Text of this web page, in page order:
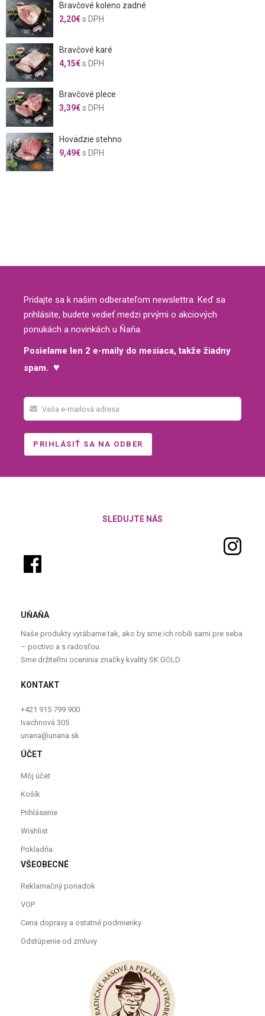
Bravčové koleno zadné
2,20€s DPH
Bravčové karé
4,15€s DPH
Bravčové plece
3,39€s DPH
Hovädzie stehno
9,49€s DPH
Pridajte sa k našim odberateľom newslettra. Keď sa
prihlásite, budete vedieť medzi prvými o akciových
ponukách a novinkách u Ňaňa.
Posielame len 2 e-maily do mesiaca, takže žiadny
spam. ♥
SLEDUJTE NÁS
UŇAŇA
Naše produkty vyrábame tak, ako by sme ich robili sami pre seba
– poctivo a s radosťou.
Sme držiteľmi oceninia značky kvality SK GOLD.
KONTAKT
+421 915 799 900
Ivachnová 305
unana@unana.sk
ÚČET
Môj účet
Košík
Prihlásenie
Wishlist
Pokladňa
VŠEOBECNÉ
Reklamačný poriadok
VOP
Cena dopravy a ostatné podmienky
Odstúpenie od zmluvy